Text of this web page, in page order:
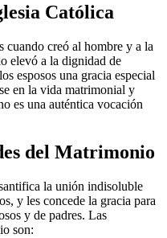
Católica
creó al hombre y a la
elevó a la dignidad de
esposos una gracia especial
en la vida matrimonial y
es una auténtica vocación
del Matrimonio
la unión indisoluble
y les concede la gracia para
y de padres. Las
son: